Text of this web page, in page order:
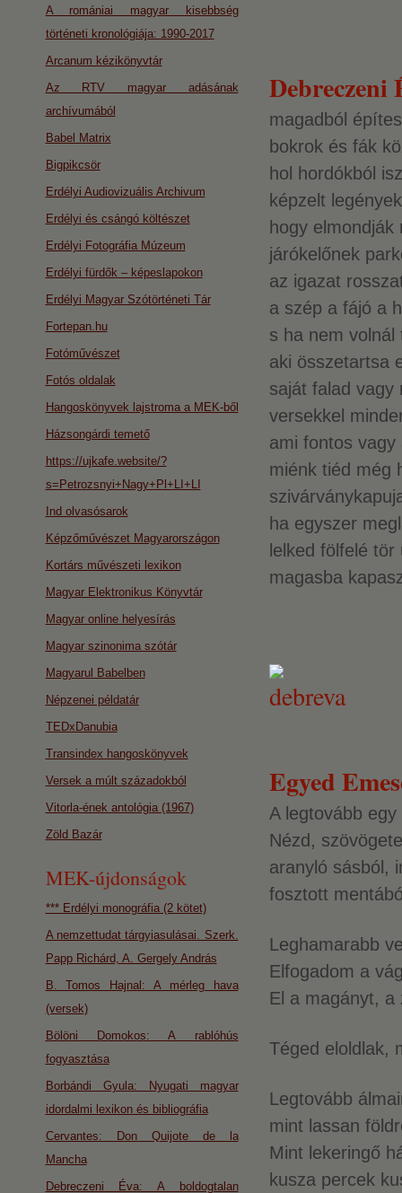
Debreczeni
magadból
bokrok és fák
hol hordókból
képzelt
hogy
járókelőnek
az igazat
a szép a fájó a
s ha nem
aki összetartsa
saját falad vagy
versekkel
ami fontos
miénk tiéd még
ha egyszer
lelked fölfelé
magasba
Egyed
A legtovább
Nézd,
aranyló sásból,
fosztott
Leghamarabb
Elfogadom a
El a magányt, a
Téged eloldlak,
Legtovább
mint lassan
Mint lekeringő
kusza percek
A romániai magyar kisebbség
történeti kronológiája: 1990-2017
Arcanum kézikönyvtár
Az RTV magyar adásának
archívumából
Babel Matrix
Bigpikcsör
Erdélyi Audiovizuális Archivum
Erdélyi és csángó költészet
Erdélyi Fotográfia Múzeum
Erdélyi fürdők – képeslapokon
Erdélyi Magyar Szótörténeti Tár
Fortepan.hu
Fotóművészet
Fotós oldalak
Hangoskönyvek lajstroma a MEK-ből
Házsongárdi temető
https://ujkafe.website/?
s=Petrozsnyi+Nagy+Pl+LI+LI
Ind olvasósarok
Képzőművészet Magyarországon
Kortárs művészeti lexikon
Magyar Elektronikus Könyvtár
Magyar online helyesírás
Magyar szinonima szótár
Magyarul Babelben
Népzenei példatár
TEDxDanubia
Transindex hangoskönyvek
Versek a múlt századokból
Vitorla-ének antológia (1967)
Zöld Bazár
MEK-újdonságok
*** Erdélyi monográfia (2 kötet)
A nemzettudat tárgyiasulásai. Szerk.
Papp Richárd, A. Gergely András
B. Tomos Hajnal: A mérleg hava
(versek)
Bölöni Domokos: A rablóhús
fogyasztása
Borbándi Gyula: Nyugati magyar
idordalmi lexikon és bibliográfia
Cervantes: Don Quijote de la
Mancha
Debreczeni Éva: A boldogtalan